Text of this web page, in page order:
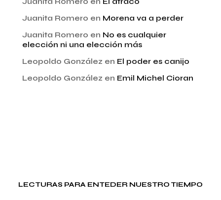
Juanita Romero en Morena va a perder
Juanita Romero en No es cualquier
elección ni una elección más
Leopoldo González en El poder es canijo
Leopoldo González en Emil Michel Cioran
LECTURAS PARA ENTEDER NUESTRO TIEMPO